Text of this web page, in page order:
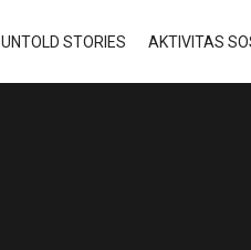
UNTOLD STORIES AKTIVITAS